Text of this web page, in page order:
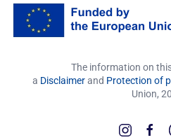
The information on
a Disclaimerand Protection of
Union,